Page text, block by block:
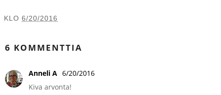
KLO 6/20/2016
6 KOMMENTTIA
Anneli A 6/20/2016
Kiva arvonta!